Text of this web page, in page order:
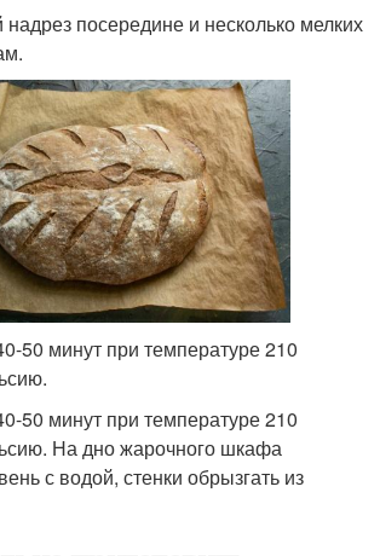
посередине и несколько мелких
50 минут при температуре 210
50 минут при температуре 210
На дно жарочного шкафа
с водой, стенки обрызгать из